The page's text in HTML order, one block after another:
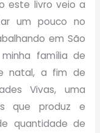
este livro veio a
um pouco no
em São
família de
natal, a fim de
Vivas, uma
que produz e
quantidade de